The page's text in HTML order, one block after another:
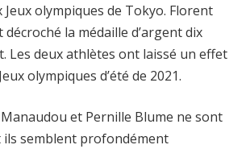
olympiques de Tokyo. Florent
la médaille d’argent dix
Les deux athlètes ont laissé un effet
olympiques d’été de 2021.
et Pernille Blume ne sont
ils semblent profondément